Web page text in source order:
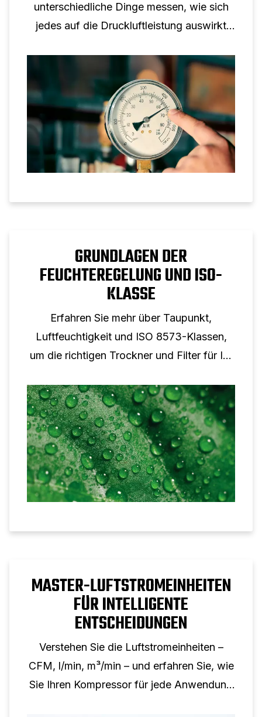
unterschiedliche Dinge messen, wie sich
jedes auf die Druckluftleistung auswirkt
auf eins möglich ist.
GRUNDLAGEN DER
FEUCHTEREGELUNG UND ISO-
KLASSE
Erfahren Sie mehr über Taupunkt,
Luftfeuchtigkeit und ISO 8573-Klassen,
um die richtigen Trockner und Filter für Ihr
MASTER-LUFTSTROMEINHEITEN
FÜR INTELLIGENTE
ENTSCHEIDUNGEN
Verstehen Sie die Luftstromeinheiten –
CFM, l/min, m³/min – und erfahren Sie, wie
Sie Ihren Kompressor für jede Anwendung